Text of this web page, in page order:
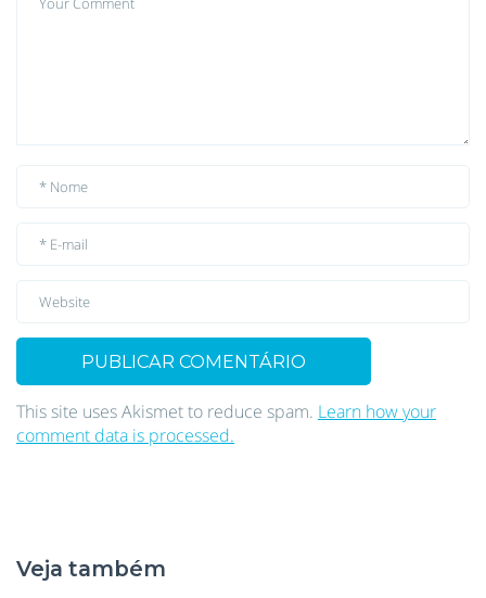
This site uses Akismet to reduce spam. Learn how your
comment data is processed.
Veja também